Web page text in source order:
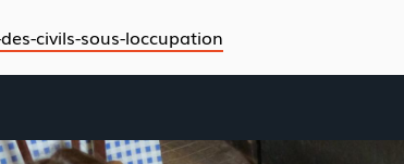
civils-sous-loccupation